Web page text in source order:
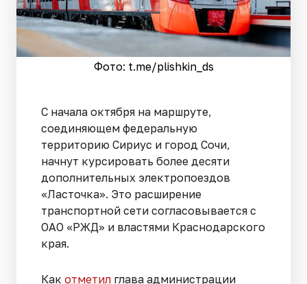
Фото: t.me/plishkin_ds
С начала октября на маршруте,
соединяющем федеральную
территорию Сириус и город Сочи,
начнут курсировать более десяти
дополнительных электропоездов
«Ласточка». Это расширение
транспортной сети согласовывается с
ОАО «РЖД» и властями Краснодарского
края.
Как отметил глава администрации